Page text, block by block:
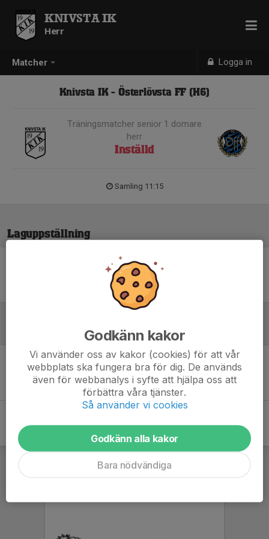
Matcher Logga in
KNIVSTA IK
Herr
Knivsta IK - Österlövsta FF (H6)
Träningsmatcher senior 1 domare
herr
Inställd
Samling 11:15
Laguppställning
Ingen uppställning ifylld
Inget referat skrivet
Godkänn kakor
Vi använder oss av kakor (cookies) för att vår
webbplats ska fungera bra för dig. De används
även för webbanalys i syfte att hjälpa oss att
förbättra våra tjänster.
Så använder vi cookies
Godkänn alla kakor
Bara nödvändiga